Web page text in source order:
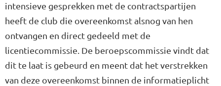
intensieve gesprekken met de contractspartijen
heeft de club die overeenkomst alsnog van hen
ontvangen en direct gedeeld met de
licentiecommissie. De beroepscommissie vindt dat
dit te laat is gebeurd en meent dat het verstrekken
van deze overeenkomst binnen de informatieplicht